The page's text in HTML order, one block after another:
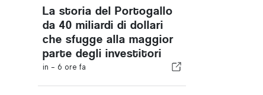
La storia del Portogallo
da 40 miliardi di dollari
che sfugge alla maggior
parte degli investitori
in - 6 ore fa